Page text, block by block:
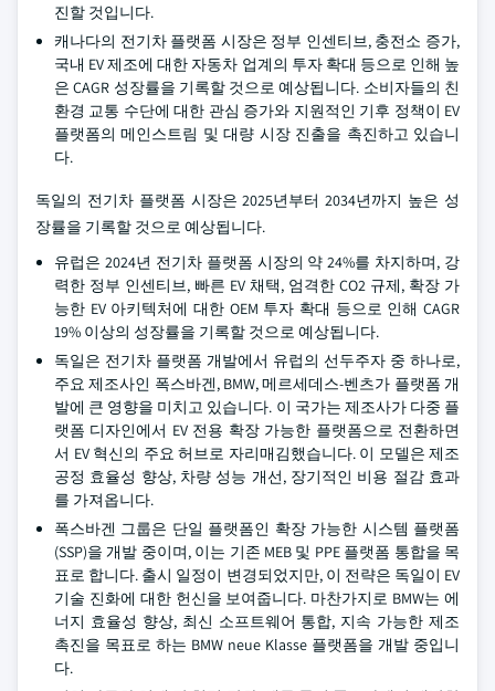
진할 것입니다.
캐나다의 전기차 플랫폼 시장은 정부 인센티브, 충전소 증가,
국내 EV 제조에 대한 자동차 업계의 투자 확대 등으로 인해 높
은 CAGR 성장률을 기록할 것으로 예상됩니다. 소비자들의 친
환경 교통 수단에 대한 관심 증가와 지원적인 기후 정책이 EV
플랫폼의 메인스트림 및 대량 시장 진출을 촉진하고 있습니
다.
독일의 전기차 플랫폼 시장은 2025년부터 2034년까지 높은 성
장률을 기록할 것으로 예상됩니다.
유럽은 2024년 전기차 플랫폼 시장의 약 24%를 차지하며, 강
력한 정부 인센티브, 빠른 EV 채택, 엄격한 CO2 규제, 확장 가
능한 EV 아키텍처에 대한 OEM 투자 확대 등으로 인해 CAGR
19% 이상의 성장률을 기록할 것으로 예상됩니다.
독일은 전기차 플랫폼 개발에서 유럽의 선두주자 중 하나로,
주요 제조사인 폭스바겐, BMW, 메르세데스-벤츠가 플랫폼 개
발에 큰 영향을 미치고 있습니다. 이 국가는 제조사가 다중 플
랫폼 디자인에서 EV 전용 확장 가능한 플랫폼으로 전환하면
서 EV 혁신의 주요 허브로 자리매김했습니다. 이 모델은 제조
공정 효율성 향상, 차량 성능 개선, 장기적인 비용 절감 효과
를 가져옵니다.
폭스바겐 그룹은 단일 플랫폼인 확장 가능한 시스템 플랫폼
(SSP)을 개발 중이며, 이는 기존 MEB 및 PPE 플랫폼 통합을 목
표로 합니다. 출시 일정이 변경되었지만, 이 전략은 독일이 EV
기술 진화에 대한 헌신을 보여줍니다. 마찬가지로 BMW는 에
너지 효율성 향상, 최신 소프트웨어 통합, 지속 가능한 제조
촉진을 목표로 하는 BMW neue Klasse 플랫폼을 개발 중입니
다.